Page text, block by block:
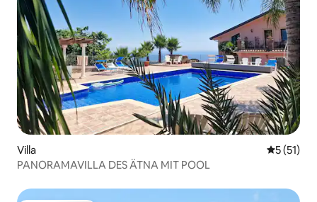
Villa
5 (51)
PANORAMAVILLA DES ÄTNA MIT POOL